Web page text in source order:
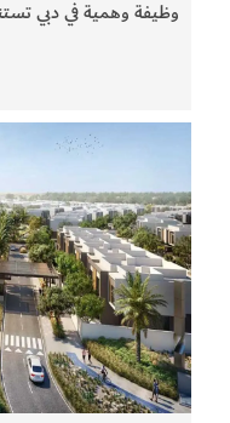
وظيفة وهمية في دبي